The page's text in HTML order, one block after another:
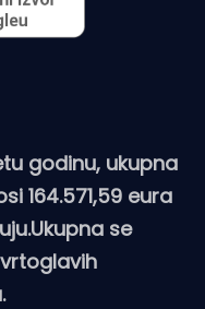
godinu, ukupna
164.571,59 eura
se